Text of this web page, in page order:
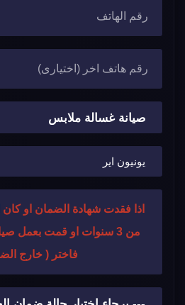
اذا فقدت شهادة الضمان او كان
من 3 سنوات او قمت بعمل
فاختر ( خارج